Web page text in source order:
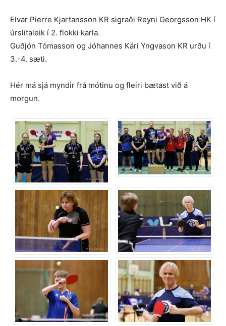
Elvar Pierre Kjartansson KR sigraði Reyni Georgsson HK í
úrslitaleik í 2. flokki karla.
Guðjón Tómasson og Jóhannes Kári Yngvason KR urðu í
3.-4. sæti.
Hér má sjá myndir frá mótinu og fleiri bætast við á
morgun.